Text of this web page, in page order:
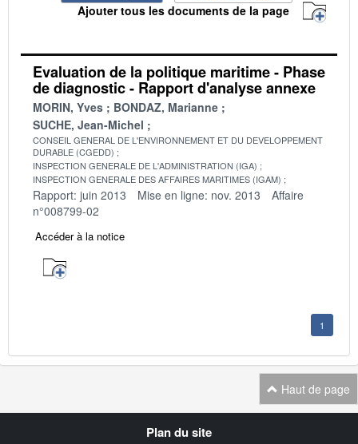
Ajouter tous les documents de la page
Evaluation de la politique maritime - Phase
de diagnostic - Rapport d'analyse annexe
MORIN, Yves
BONDAZ, Marianne
SUCHE, Jean-Michel
CONSEIL GENERAL DE L'ENVIRONNEMENT ET DU DEVELOPPEMENT
DURABLE (CGEDD)
INSPECTION GENERALE DE L'ADMINISTRATION (IGA)
INSPECTION GENERALE DES AFFAIRES MARITIMES (IGAM)
Rapport: juin 2013 Mise en ligne: nov. 2013
Affaire
n°008799-02
Accéder à la notice
1
Haut de page
Plan du site